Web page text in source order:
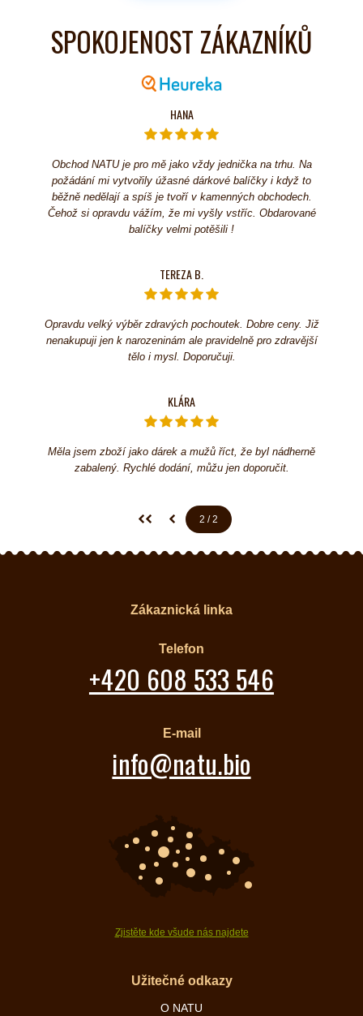
SPOKOJENOST ZÁKAZNÍKŮ
HANA
Obchod NATU je pro mě jako vždy jednička na trhu. Na
požádání mi vytvořily úžasné dárkové balíčky i když to
běžně nedělají a spíš je tvoří v kamenných obchodech.
Čehož si opravdu vážím, že mi vyšly vstříc. Obdarované
balíčky velmi potěšili !
TEREZA B.
Opravdu velký výběr zdravých pochoutek. Dobre ceny. Již
nenakupuji jen k narozeninám ale pravidelně pro zdravější
tělo i mysl. Doporučuji.
KLÁRA
Měla jsem zboží jako dárek a mužů říct, že byl nádherně
zabalený. Rychlé dodání, můžu jen doporučit.
První stránka
Předchozí stránka
2 / 2 (aktuální)
Zákaznická linka
Telefon
+420 608 533 546
E-mail
info@natu.bio
Zjistěte kde všude nás najdete
Užitečné odkazy
O NATU